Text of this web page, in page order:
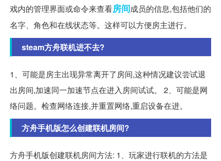
戏内的管理界面或命令来查看房间成员的信息,包括他们的
名字、角色和在线状态等。这样可以方便房主进行。
steam方舟联机进不去?
1、可能是房主出现异常离开了房间,这种情况建议尝试退
出房间,加速同一加速节点在进入房间试试。 2、可能是网
络问题。检查网络连接,并重置网络,重启设备在进。
方舟手机版怎么创建联机房间?
方舟手机版创建联机房间方法: 1、玩家进行联机的方法是